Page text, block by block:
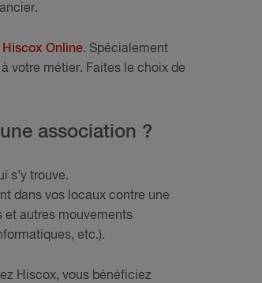
Online. Spécialement
votre métier. Faites le choix de
association ?
s’y trouve.
dans vos locaux contre une
et autres mouvements
etc.).
Hiscox, vous bénéficiez